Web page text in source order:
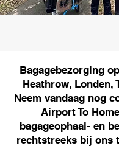
Bagagebezorging
Heathrow, Londen,
Neem vandaag nog
Airport To
bagageophaal- en
rechtstreeks bij ons